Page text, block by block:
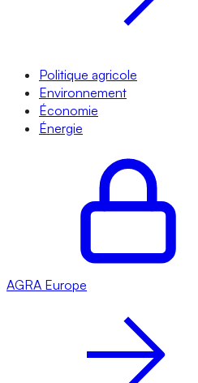
Politique agricole
Environnement
Économie
Énergie
AGRA Europe